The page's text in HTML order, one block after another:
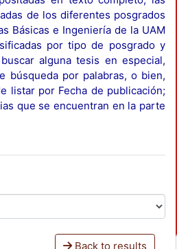
de los diferentes posgrados
Básicas e Ingeniería de la UAM
por tipo de posgrado y
alguna tesis en especial,
búsqueda por palabras, o bien,
listar por Fecha de publicación;
que se encuentran en la parte
Back to results